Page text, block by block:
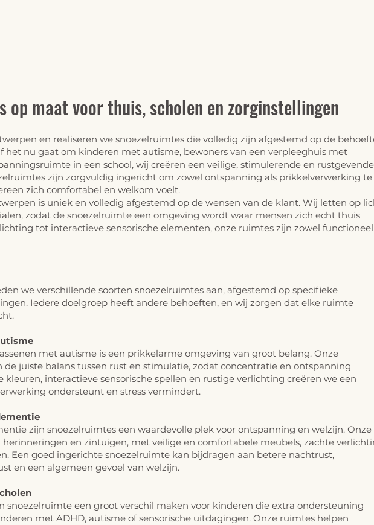
op maat voorthuis, scholen en zorginstellingen
en realiseren we snoezelruimtes die volledig zijn afgestemd op de
het nu gaat om kinderen met autisme, bewoners van een verpleeghuis met
in een school, wij creëren een veilige, stimulerende en rustgevende
zijn zorgvuldig ingericht om zowel ontspanning als prikkelverwerking te
zich comfortabel en welkom voelt.
is uniek en volledig afgestemd op de wensen van de klant. Wij letten op
zodat de snoezelruimte een omgeving wordt waar mensen zich echt thuis
tot interactieve sensorische elementen, onze ruimtes zijn zowel functioneel
we verschillende soorten snoezelruimtes aan, afgestemd op specifieke
Iedere doelgroep heeft andere behoeften, en wij zorgen dat elke ruimte
met autisme is een prikkelarme omgeving van groot belang. Onze
de juiste balans tussen rust en stimulatie, zodat concentratie en ontspanning
kleuren, interactieve sensorische spellen en rustige verlichting creëren we een
ondersteunt en stress vermindert.
zijn snoezelruimtes een waardevolle plek voor ontspanning en welzijn. Onze
en zintuigen, met veilige en comfortabele meubels, zachte
Een goed ingerichte snoezelruimte kan bijdragen aan betere nachtrust,
en een algemeen gevoel van welzijn.
snoezelruimte een groot verschil maken voor kinderen die extra ondersteuning
met ADHD, autisme of sensorische uitdagingen. Onze ruimtes helpen